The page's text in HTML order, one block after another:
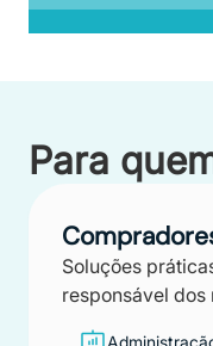
Para
Soluções
responsável